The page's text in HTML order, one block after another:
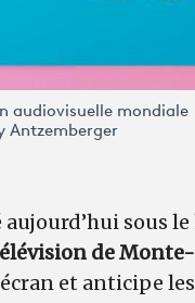
audiovisuelle mondiale
Antzemberger
sous
de
et anticipe